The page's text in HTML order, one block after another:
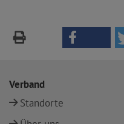
Verband
Standorte